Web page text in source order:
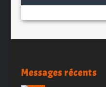
Messages récents